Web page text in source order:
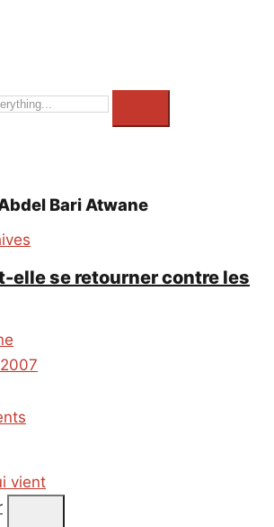
Bari Atwane
elle se retourner contre les